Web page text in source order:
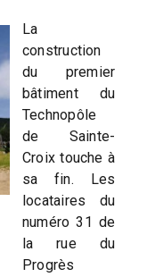
La
construction
du premier
bâtiment du
Technopôle
de Sainte-
Croix touche à
sa fin. Les
locataires du
numéro 31 de
la rue du
Progrès